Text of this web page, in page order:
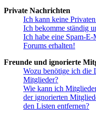
Private Nachrichten
Ich kann keine
Ich bekomme ständig
Ich habe eine Spam-
Forums erhalten!
Freunde und ignorierte
Wozu benötige ich die
Mitglieder?
Wie kann ich
der ignorierten
den Listen entfernen?